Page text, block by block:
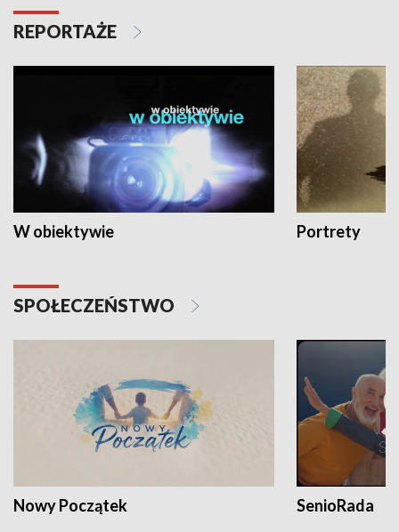
REPORTAŻE
W obiektywie Portrety
SPOŁECZEŃSTWO
Nowy Początek SenioRada